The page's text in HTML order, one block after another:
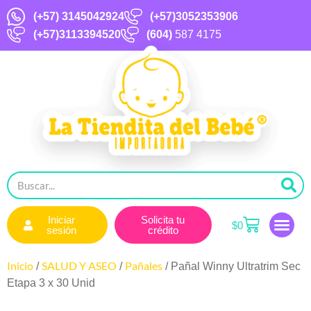
(+57) 3145042924
(+57)3052353906
(+57)3113394520
(604) 587 4175
Iniciar
sesión
Solicita tu
crédito
$0
Inicio /SALUD Y ASEO / Pañales / Pañal Winny Ultratrim Sec
Etapa 3 x 30 Unid